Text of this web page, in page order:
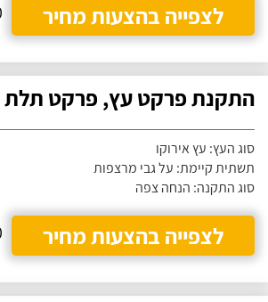
לצפייה בהצעות מחיר
0
התקנת פרקט עץ, פרקט תלת
סוג העץ: עץ אירוקו
תשתית קיימת: על גבי מרצפות
סוג התקנה: הנחה צפה
לצפייה בהצעות מחיר
0